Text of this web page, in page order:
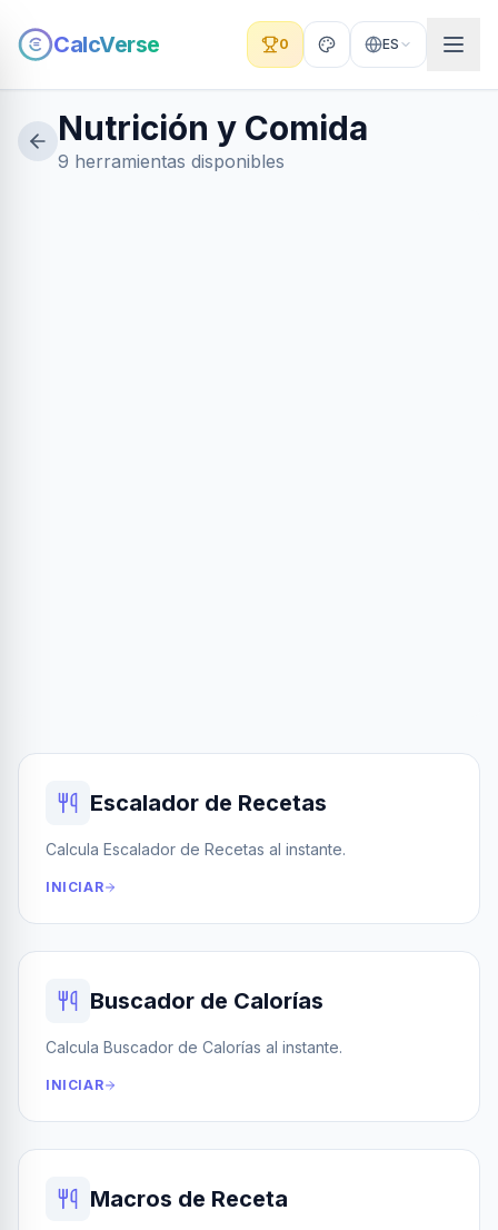
CalcVerse 0 ES
Nutrición y Comida
9 herramientas disponibles
Escalador de Recetas
Calcula Escalador de Recetas al instante.
INICIAR
Buscador de Calorías
Calcula Buscador de Calorías al instante.
INICIAR
Macros de Receta